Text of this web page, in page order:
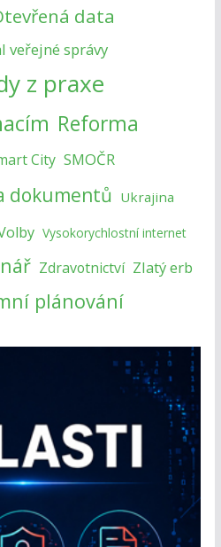
data
veřejné správy
z praxe
Reforma
City SMOČR
dokumentů Ukrajina
Vysokorychlostní internet
Zdravotnictví Zlatý erb
plánování